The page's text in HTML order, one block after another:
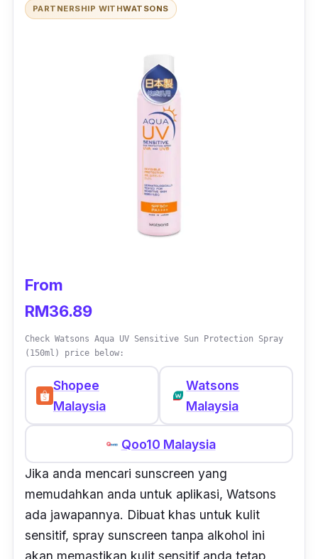
PARTNERSHIP WITHWATSONS
From
RM36.89
Check Watsons Aqua UV Sensitive Sun Protection Spray
(150ml) price below:
Shopee
Malaysia
Watsons
Malaysia
Qoo10 Malaysia
Jika anda mencari sunscreen yang
memudahkan anda untuk aplikasi, Watsons
ada jawapannya. Dibuat khas untuk kulit
sensitif, spray sunscreen tanpa alkohol ini
akan memastikan kulit sensitif anda tetap